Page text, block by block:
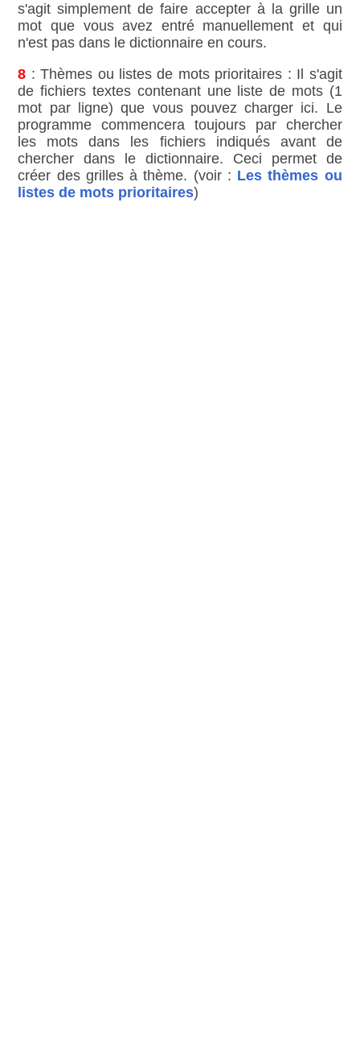
s'agit simplement de faire accepter à la grille un
mot que vous avez entré manuellement et qui
n'est pas dans le dictionnaire en cours.
8 : Thèmes ou listes de mots prioritaires : Il s'agit
de fichiers textes contenant une liste de mots (1
mot par ligne) que vous pouvez charger ici. Le
programme commencera toujours par chercher
les mots dans les fichiers indiqués avant de
chercher dans le dictionnaire. Ceci permet de
créer des grilles à thème. (voir : Les thèmes ou
listes de mots prioritaires)